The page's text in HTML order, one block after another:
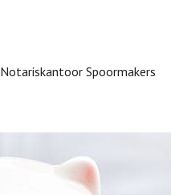
Notariskantoor Spoormakers